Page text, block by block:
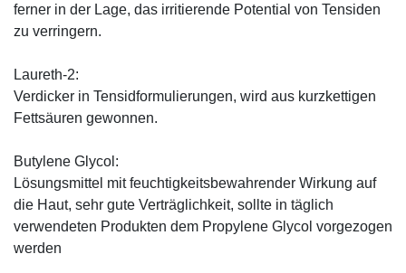
ferner in der Lage, das irritierende Potential von Tensiden
zu verringern.
Laureth-2:
Verdicker in Tensidformulierungen, wird aus kurzkettigen
Fettsäuren gewonnen.
Butylene Glycol:
Lösungsmittel mit feuchtigkeitsbewahrender Wirkung auf
die Haut, sehr gute Verträglichkeit, sollte in täglich
verwendeten Produkten dem Propylene Glycol vorgezogen
werden